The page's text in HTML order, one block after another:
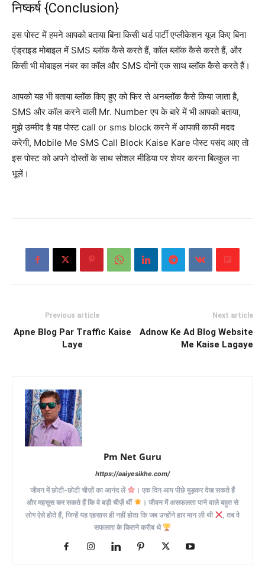
निष्कर्ष {Conclusion}
इस पोस्ट में हमने आपको बताया बिना किसी थर्ड पार्टी एप्लीकेशन यूज किए बिना
एंड्राइड मोबाइल में SMS ब्लॉक कैसे करते हैं, कॉल ब्लॉक कैसे करते हैं, और
किसी भी मोबाइल नंबर का कॉल और SMS दोनों एक साथ ब्लॉक कैसे करते हैं।
आपको यह भी बताया ब्लॉक किए हुए को फिर से अनब्लॉक कैसे किया जाता है,
SMS और कॉल करने वाली Mr. Number एप के बारे में भी आपको बताया,
मुझे उम्मीद है यह पोस्ट call or sms block करने में आपकी काफी मदद
करेगी, Mobile Me SMS Call Block Kaise Kare पोस्ट पसंद आए तो
इस पोस्ट को अपने दोस्तों के साथ सोशल मीडिया पर शेयर करना बिल्कुल ना
भूलें।
Previous article
Apne Blog Par Traffic Kaise
Laye
Next article
Adnow Ke Ad Blog Website
Me Kaise Lagaye
Pm Net Guru
https://aaiyesikhe.com/
जीवन में छोटी-छोटी चीज़ों का आनंद लें
। एक दिन आप पीछे मुड़कर देख सकते हैं
और महसूस कर सकते हैं कि वे बड़ी चीज़ें थीं
। जीवन में असफलता पाने वाले बहुत से
लोग ऐसे होते हैं, जिन्हें यह एहसास ही नहीं होता कि जब उन्होंने हार मान ली थी
, तब वे
सफलता के कितने करीब थे